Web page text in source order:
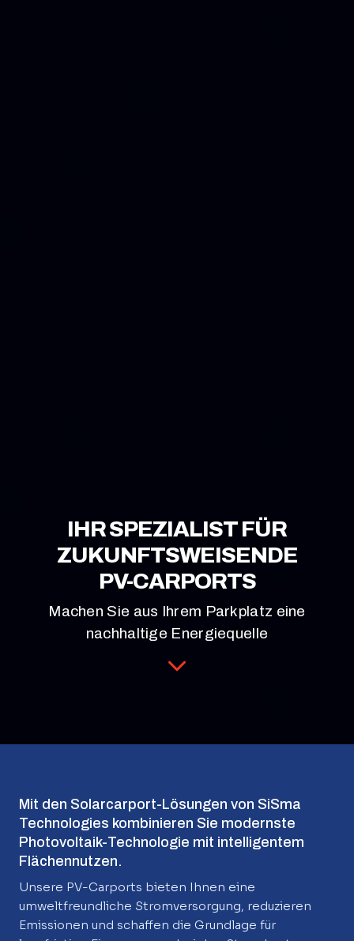
IHR SPEZIALIST FÜR
ZUKUNFTSWEISENDE
PV-CARPORTS
Machen Sie aus Ihrem Parkplatz eine
nachhaltige Energiequelle
Mit den Solarcarport-Lösungen von SiSma
Technologies kombinieren Sie modernste
Photovoltaik-Technologie mit intelligentem
Flächennutzen.
Unsere PV-Carports bieten Ihnen eine
umweltfreundliche Stromversorgung, reduzieren
Emissionen und schaffen die Grundlage für